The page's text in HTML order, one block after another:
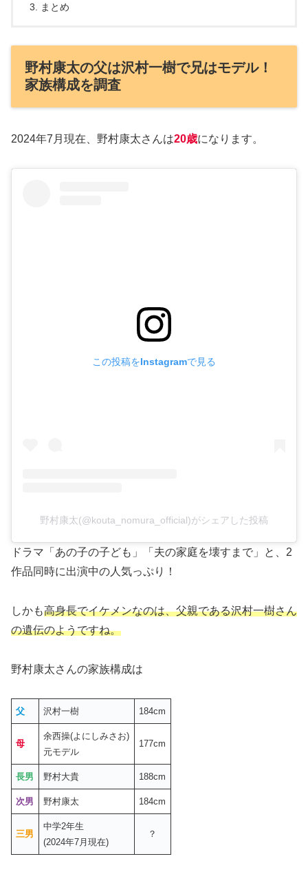
まとめ
野村康太の父は沢村一樹で兄はモデル！
家族構成を調査
2024年7月現在、野村康太さんは20歳になります。
この投稿をInstagramで見る
野村康太(@kouta_nomura_official)がシェアした投稿
ドラマ「あの子の子ども」「夫の家庭を壊すまで」と、2
作品同時に出演中の人気っぷり！
しかも高身長でイケメンなのは、父親である沢村一樹さん
の遺伝のようですね。
野村康太さんの家族構成は
父 沢村一樹 184cm
母
余西操(よにしみさお)
元モデル
177cm
長男 野村大貴 188cm
次男 野村康太 184cm
三男
中学2年生
(2024年7月現在)
？